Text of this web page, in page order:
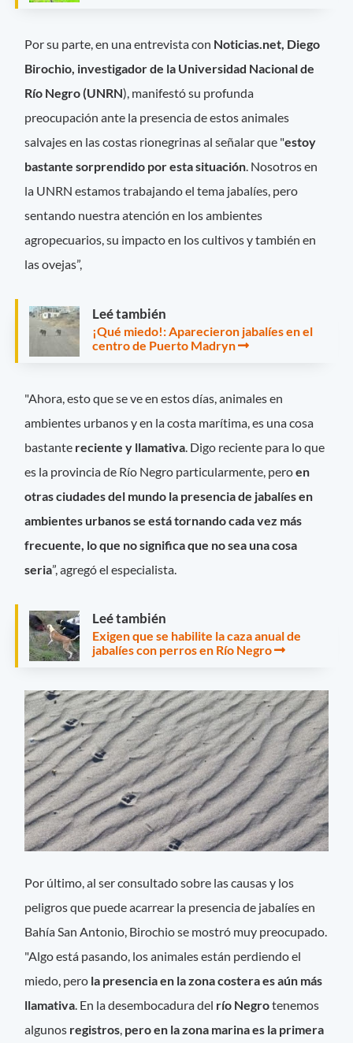
Por su parte, en una entrevista con Noticias.net, Diego
Birochio, investigador de la Universidad Nacional de
Río Negro (UNRN), manifestó su profunda
preocupación ante la presencia de estos animales
salvajes en las costas rionegrinas al señalar que "estoy
bastante sorprendido por esta situación. Nosotros en
la UNRN estamos trabajando el tema jabalíes, pero
sentando nuestra atención en los ambientes
agropecuarios, su impacto en los cultivos y también en
las ovejas”,
Leé también
¡Qué miedo!: Aparecieron jabalíes en el
centro de Puerto Madryn
"Ahora, esto que se ve en estos días, animales en
ambientes urbanos y en la costa marítima, es una cosa
bastante reciente y llamativa . Digo reciente para lo que
es la provincia de Río Negro particularmente, peroen
otras ciudades del mundo la presencia de jabalíes en
ambientes urbanos se está tornando cada vez más
frecuente, lo que no significa que no sea una cosa
seria”, agregó el especialista.
Leé también
Exigen que se habilite la caza anual de
jabalíes con perros en Río Negro
Por último, al ser consultado sobre las causas y los
peligros que puede acarrear la presencia de jabalíes en
Bahía San Antonio, Birochio se mostró muy preocupado.
"Algo está pasando, los animales están perdiendo el
miedo, pero la presencia en la zona costera es aún más
llamativa. En la desembocadura del río Negrotenemos
algunos registros, pero en la zona marina es la primera